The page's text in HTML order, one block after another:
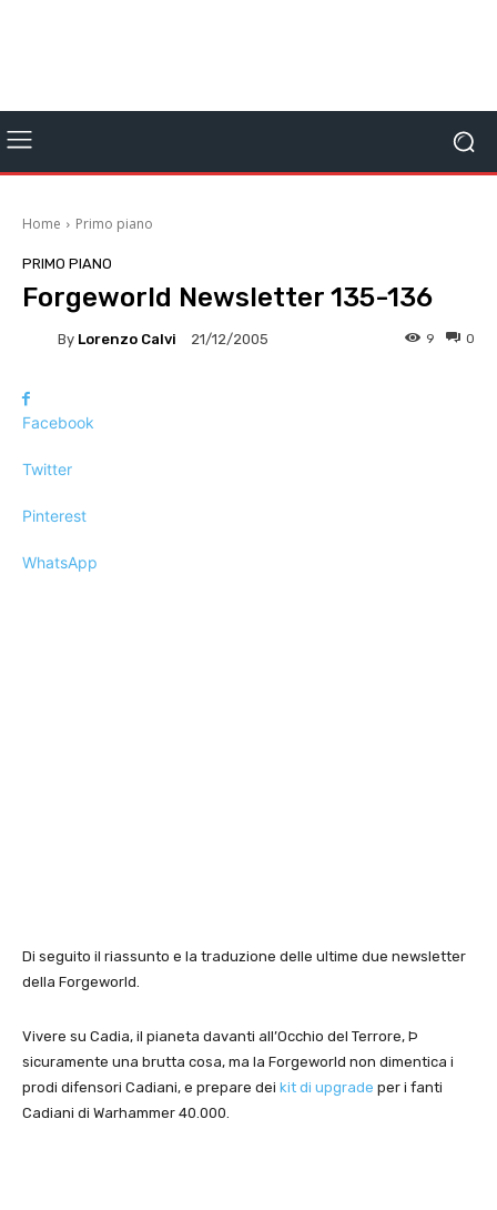
Home Primo piano
PRIMO PIANO
Forgeworld Newsletter 135-136
By Lorenzo Calvi 21/12/2005 0
9
Facebook
Twitter
Pinterest
WhatsApp
Di seguito il riassunto e la traduzione delle ultime due newsletter
della Forgeworld.
Vivere su Cadia, il pianeta davanti all’Occhio del Terrore, Þ
sicuramente una brutta cosa, ma la Forgeworld non dimentica i
prodi difensori Cadiani, e prepare dei kit di upgrade per i fanti
Cadiani di Warhammer 40.000.